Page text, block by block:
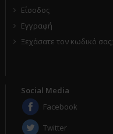
Είσοδος
Εγγραφή
Ξεχάσατε τον κωδικό σας;
Social Media
Facebook
Twitter